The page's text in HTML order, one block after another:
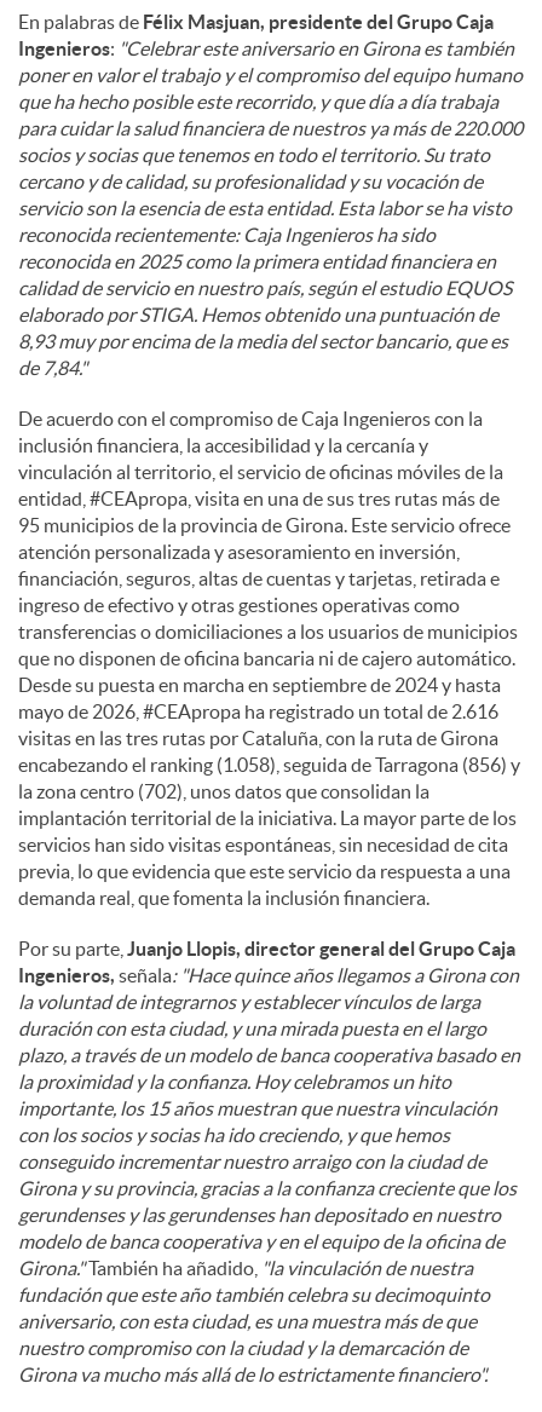
En palabras de Félix Masjuan, presidente del Grupo Caja
Ingenieros: "Celebrar este aniversario en Girona es también
poner en valor el trabajo y el compromiso del equipo humano
que ha hecho posible este recorrido, y que día a día trabaja
para cuidar la salud financiera de nuestros ya más de 220.000
socios y socias que tenemos en todo el territorio. Su trato
cercano y de calidad, su profesionalidad y su vocación de
servicio son la esencia de esta entidad. Esta labor se ha visto
reconocida recientemente: Caja Ingenieros ha sido
reconocida en 2025 como la primera entidad financiera en
calidad de servicio en nuestro país, según el estudio EQUOS
elaborado por STIGA. Hemos obtenido una puntuación de
8,93 muy por encima de la media del sector bancario, que es
de 7,84."
De acuerdo con el compromiso de Caja Ingenieros con la
inclusión financiera, la accesibilidad y la cercanía y
vinculación al territorio, el servicio de oficinas móviles de la
entidad, #CEApropa, visita en una de sus tres rutas más de
95 municipios de la provincia de Girona. Este servicio ofrece
atención personalizada y asesoramiento en inversión,
financiación, seguros, altas de cuentas y tarjetas, retirada e
ingreso de efectivo y otras gestiones operativas como
transferencias o domiciliaciones a los usuarios de municipios
que no disponen de oficina bancaria ni de cajero automático.
Desde su puesta en marcha en septiembre de 2024 y hasta
mayo de 2026, #CEApropa ha registrado un total de 2.616
visitas en las tres rutas por Cataluña, con la ruta de Girona
encabezando el ranking (1.058), seguida de Tarragona (856) y
la zona centro (702), unos datos que consolidan la
implantación territorial de la iniciativa. La mayor parte de los
servicios han sido visitas espontáneas, sin necesidad de cita
previa, lo que evidencia que este servicio da respuesta a una
demanda real, que fomenta la inclusión financiera.
Por su parte, Juanjo Llopis, director general del Grupo Caja
Ingenieros, señala: "Hace quince años llegamos a Girona con
la voluntad de integrarnos y establecer vínculos de larga
duración con esta ciudad, y una mirada puesta en el largo
plazo, a través de un modelo de banca cooperativa basado en
la proximidad y la confianza. Hoy celebramos un hito
importante, los 15 años muestran que nuestra vinculación
con los socios y socias ha ido creciendo, y que hemos
conseguido incrementar nuestro arraigo con la ciudad de
Girona y su provincia, gracias a la confianza creciente que los
gerundenses y las gerundenses han depositado en nuestro
modelo de banca cooperativa y en el equipo de la oficina de
Girona."También ha añadido, "la vinculación de nuestra
fundación que este año también celebra su decimoquinto
aniversario, con esta ciudad, es una muestra más de que
nuestro compromiso con la ciudad y la demarcación de
Girona va mucho más allá de lo estrictamente financiero".